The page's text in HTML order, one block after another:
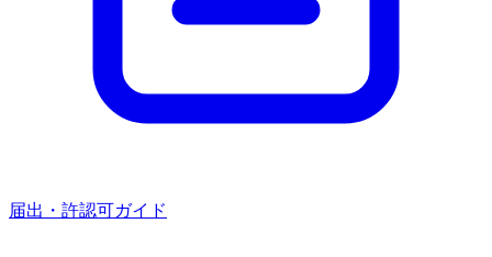
届出・許認可ガイド